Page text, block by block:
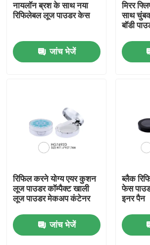
हमारे बारे में
गुणवत्ता नियंत्रण
हमसे संपर्क करें
नायलॉन ब्रश के साथ नया
रिफिलेबल लूज पाउडर केस
जांच भेजें
मिरर
साथ
बॉडी
रिफिल करने योग्य एयर कुशन
लूज पाउडर कॉम्पैक्ट खाली
लूज पाउडर मेकअप कंटेनर
जांच भेजें
ब्लैक
फेस
इनर पैन